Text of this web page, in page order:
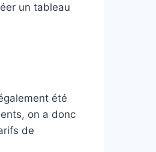
un tableau
été
on a donc
de